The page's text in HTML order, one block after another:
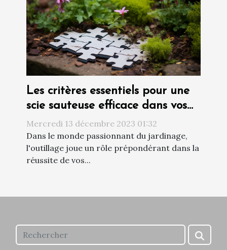
Les critères essentiels pour une
scie sauteuse efficace dans vos
travaux de jardinage
Mercredi 13 décembre 2023 01:32
Dans le monde passionnant du jardinage,
l'outillage joue un rôle prépondérant dans la
réussite de vos...